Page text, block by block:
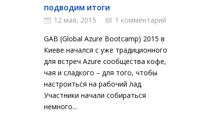
подводим итоги
12 мая, 2015
1 комментарий
GAB (Global Azure Bootcamp) 2015 в
Киеве начался с уже традиционного
для встреч Azure сообщества кофе,
чая и сладкого – для того, чтобы
настроиться на рабочий лад.
Участники начали собираться
немного...